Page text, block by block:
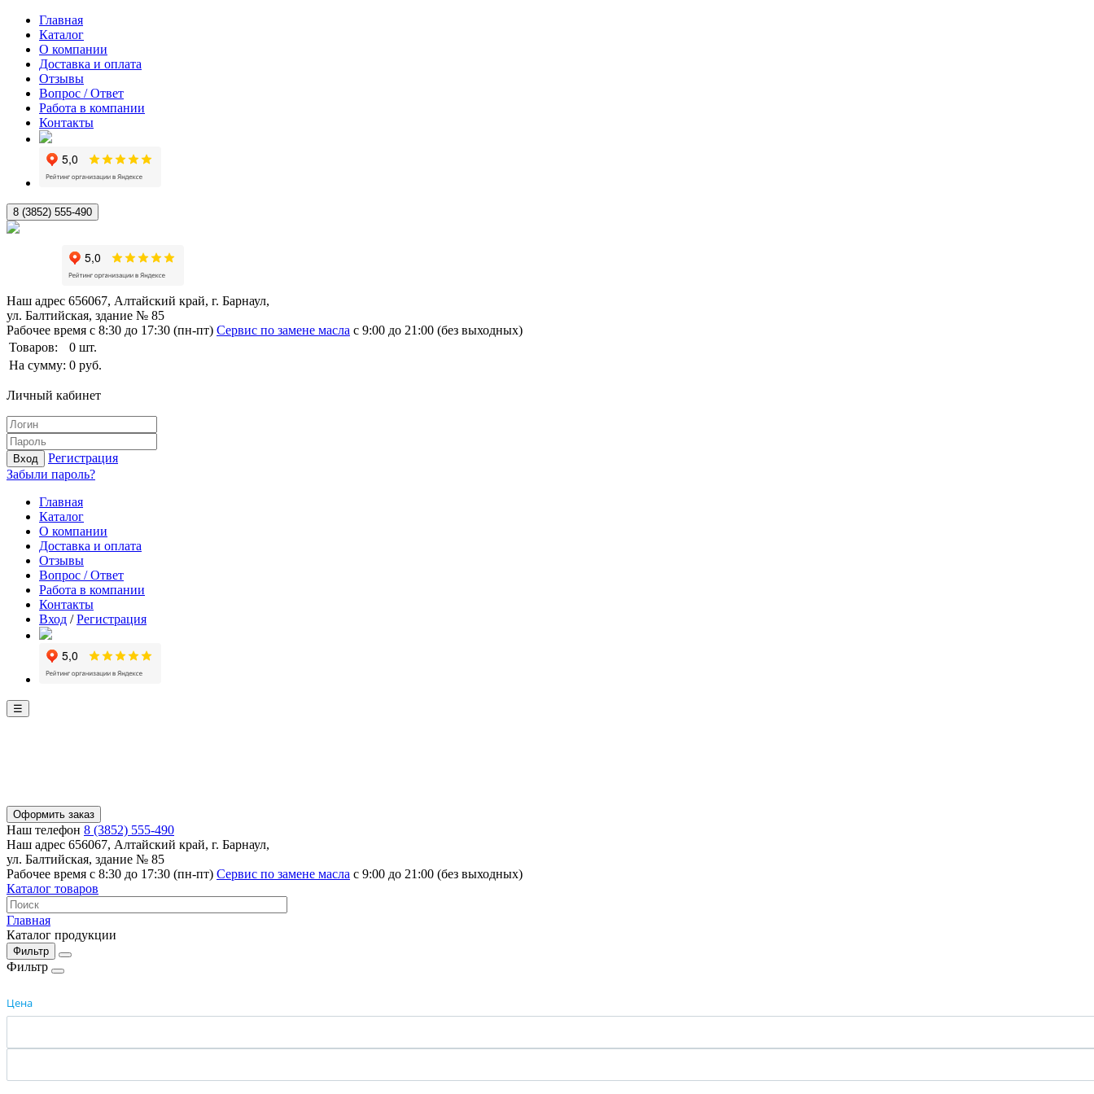
Главная
Каталог
О компании
Доставка и оплата
Отзывы
Вопрос / Ответ
Работа в компании
Контакты
8 (3852) 555-490
Наш адрес 656067, Алтайский край, г. Барнаул,
ул. Балтийская, здание № 85
Рабочее время с 8:30 до 17:30 (пн-пт) Сервис по замене масла с 9:00 до 21:00 (без выходных)
Товаров:
0 шт.
На сумму: 0 руб.
Личный кабинет
Вход
Регистрация
Забыли пароль?
Главная
Каталог
О компании
Доставка и оплата
Отзывы
Вопрос / Ответ
Работа в компании
Контакты
Вход /Регистрация
☰
Оформить заказ
Наш телефон 8 (3852) 555-490
Наш адрес 656067, Алтайский край, г. Барнаул,
ул. Балтийская, здание № 85
Рабочее время с 8:30 до 17:30 (пн-пт) Сервис по замене масла с 9:00 до 21:00 (без выходных)
Каталог товаров
Главная
Каталог продукции
Фильтр
Фильтр
Цена